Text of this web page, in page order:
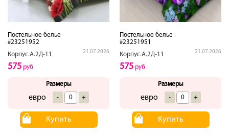
Постельное белье
#23251952
Корпус.А.2Д-11
21.07.2026
575 руб
Размеры
евро - +
Купить
Постельное белье
#23251951
Корпус.А.2Д-11
21.07.2026
575 руб
Размеры
евро - +
Купить